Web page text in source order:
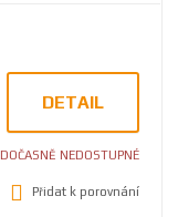
DETAIL
DOČASNĚ NEDOSTUPNÉ
Přidat k porovnání